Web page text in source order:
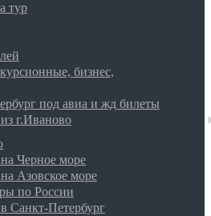
тур
бизнес,
под авиа и жд билеты
г.Иваново
Черное море
Азовское море
по России
Санкт-Петербург